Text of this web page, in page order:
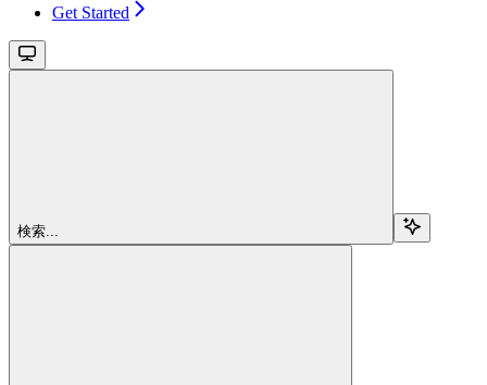
Get Started
検索...